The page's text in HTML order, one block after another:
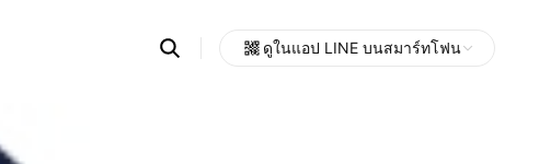
Search
OpenChatsดูในแอป LINE บนสมาร์ทโฟน